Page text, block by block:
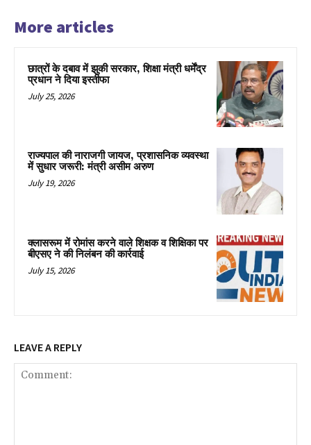
More articles
छात्रों के दबाव में झुकी सरकार, शिक्षा मंत्री धर्मेंद्र
प्रधान ने दिया इस्तीफा
July 25, 2026
राज्यपाल की नाराजगी जायज, प्रशासनिक व्यवस्था
में सुधार जरूरी: मंत्री असीम अरुण
July 19, 2026
क्लासरूम में रोमांस करने वाले शिक्षक व शिक्षिका पर
बीएसए ने की निलंबन की कार्रवाई
July 15, 2026
LEAVE A REPLY